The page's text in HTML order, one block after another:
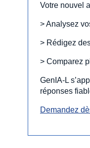
Votre nouvel
> Analysez
> Rédigez
> Comparez
GenIA‑L
réponses
Demandez